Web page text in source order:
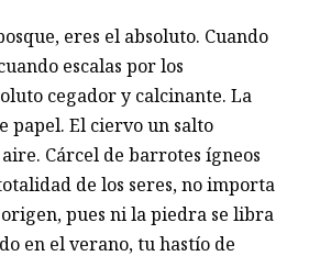
eres el absoluto. Cuando
escalas por los
cegador y calcinante. La
papel. El ciervo un salto
Cárcel de barrotes ígneos
de los seres, no importa
pues ni la piedra se libra
en el verano, tu hastío de